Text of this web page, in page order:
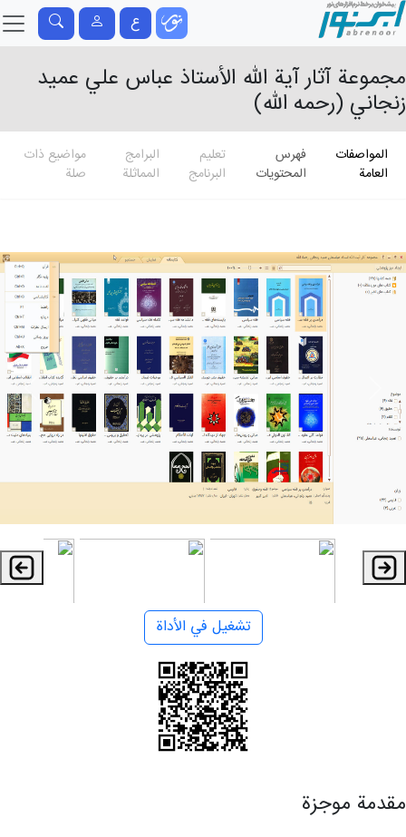
ع
مجموعة آثار آية الله الأستاذ عباس علي عميد
زنجاني (رحمه الله)
المواصفات
العامة
فهرس
المحتويات
تعلیم
البرنامج
البرامج
المماثلة
مواضيع ذات
صلة
تشغيل في الأداة
مقدمة موجزة